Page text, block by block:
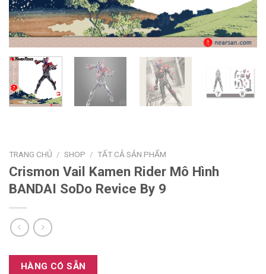
TRANG CHỦ / SHOP / TẤT CẢ SẢN PHẨM
Crismon Vail Kamen Rider Mô Hình
BANDAI SoDo Revice By 9
HÀNG CÓ SẴN